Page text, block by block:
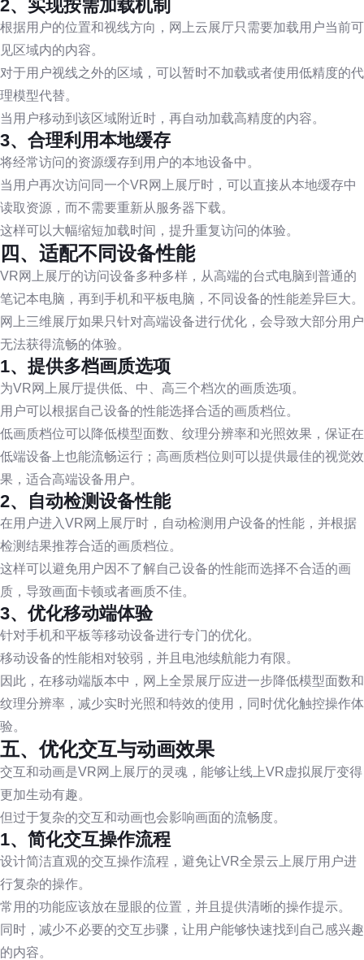
2、实现按需加载机制
根据用户的位置和视线方向，网上云展厅只需要加载用户当前可
见区域内的内容。
对于用户视线之外的区域，可以暂时不加载或者使用低精度的代
理模型代替。
当用户移动到该区域附近时，再自动加载高精度的内容。
3、合理利用本地缓存
将经常访问的资源缓存到用户的本地设备中。
当用户再次访问同一个VR网上展厅时，可以直接从本地缓存中
读取资源，而不需要重新从服务器下载。
这样可以大幅缩短加载时间，提升重复访问的体验。
四、适配不同设备性能
VR网上展厅的访问设备多种多样，从高端的台式电脑到普通的
笔记本电脑，再到手机和平板电脑，不同设备的性能差异巨大。
网上三维展厅如果只针对高端设备进行优化，会导致大部分用户
无法获得流畅的体验。
1、提供多档画质选项
为VR网上展厅提供低、中、高三个档次的画质选项。
用户可以根据自己设备的性能选择合适的画质档位。
低画质档位可以降低模型面数、纹理分辨率和光照效果，保证在
低端设备上也能流畅运行；高画质档位则可以提供最佳的视觉效
果，适合高端设备用户。
2、自动检测设备性能
在用户进入VR网上展厅时，自动检测用户设备的性能，并根据
检测结果推荐合适的画质档位。
这样可以避免用户因不了解自己设备的性能而选择不合适的画
质，导致画面卡顿或者画质不佳。
3、优化移动端体验
针对手机和平板等移动设备进行专门的优化。
移动设备的性能相对较弱，并且电池续航能力有限。
因此，在移动端版本中，网上全景展厅应进一步降低模型面数和
纹理分辨率，减少实时光照和特效的使用，同时优化触控操作体
验。
五、优化交互与动画效果
交互和动画是VR网上展厅的灵魂，能够让线上VR虚拟展厅变得
更加生动有趣。
但过于复杂的交互和动画也会影响画面的流畅度。
1、简化交互操作流程
设计简洁直观的交互操作流程，避免让VR全景云上展厅用户进
行复杂的操作。
常用的功能应该放在显眼的位置，并且提供清晰的操作提示。
同时，减少不必要的交互步骤，让用户能够快速找到自己感兴趣
的内容。